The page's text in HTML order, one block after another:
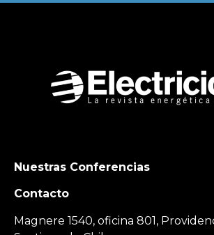
Nuestras Conferencias
Contacto
Magnere 1540, oficina 801,